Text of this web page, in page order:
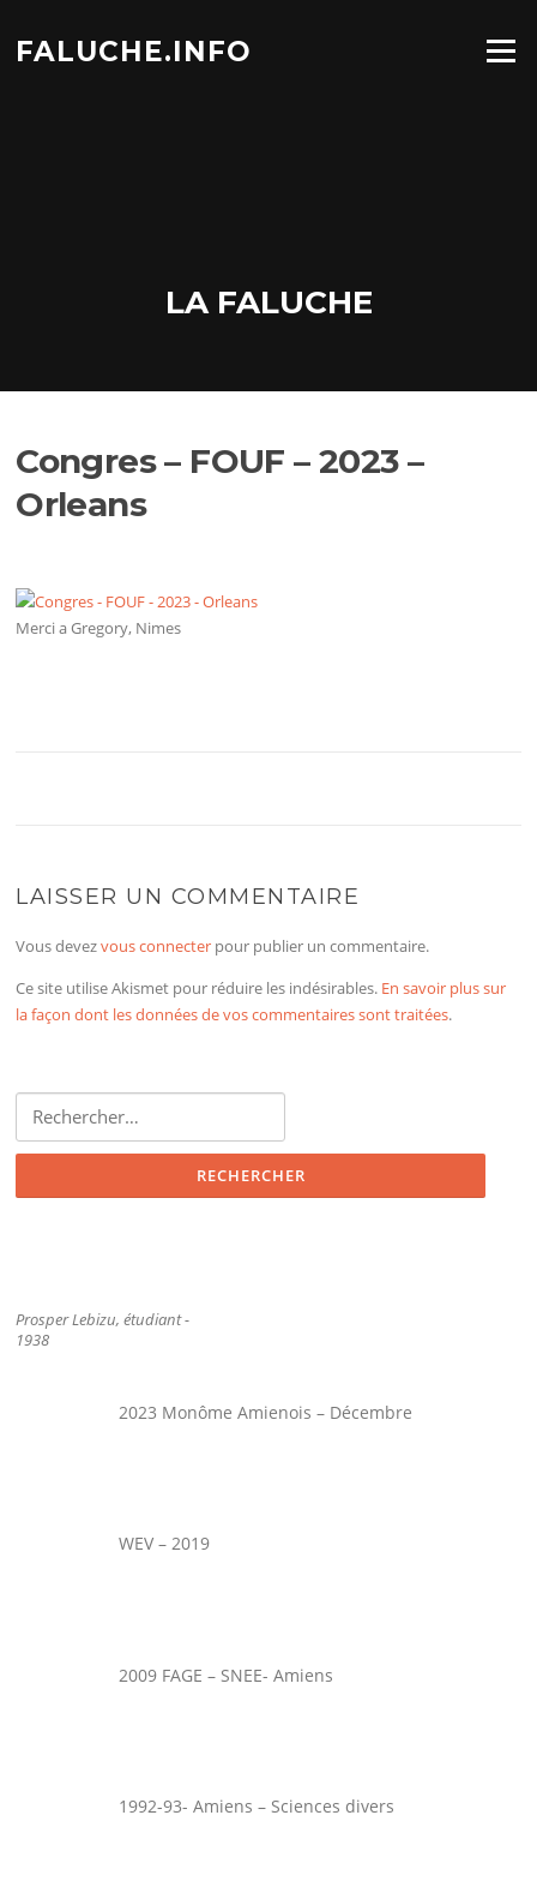
contenu
FALUCHE.INFO Menu
LA FALUCHE
Congres – FOUF – 2023 –
Orleans
Merci a Gregory, Nimes
LAISSER UN COMMENTAIRE
Vous devezvous connecter pour publier un commentaire.
Ce site utilise Akismet pour réduire les indésirables. En savoir plus sur
la façon dont les données de vos commentaires sont traitées.
Prosper Lebizu, étudiant -
1938
2023 Monôme Amienois – Décembre
WEV – 2019
2009 FAGE – SNEE- Amiens
1992-93- Amiens – Sciences divers